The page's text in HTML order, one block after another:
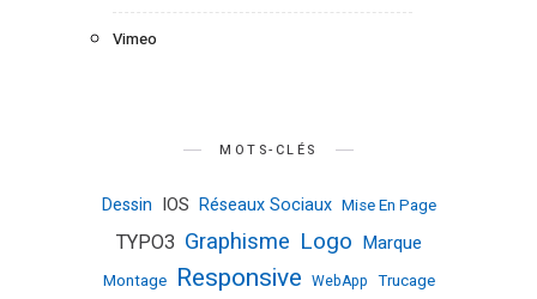
Vimeo
MOTS-CLÉS
Dessin IOS Réseaux Sociaux Mise En Page
TYPO3 Graphisme Logo Marque
Montage Responsive WebApp Trucage